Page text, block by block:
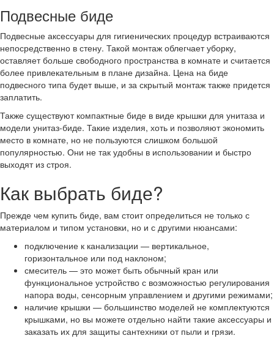
Подвесные биде
Подвесные аксессуары для гигиенических процедур встраиваются
непосредственно в стену. Такой монтаж облегчает уборку,
оставляет больше свободного пространства в комнате и считается
более привлекательным в плане дизайна. Цена на биде
подвесного типа будет выше, и за скрытый монтаж также придется
заплатить.
Также существуют компактные биде в виде крышки для унитаза и
модели унитаз-биде. Такие изделия, хоть и позволяют экономить
место в комнате, но не пользуются слишком большой
популярностью. Они не так удобны в использовании и быстро
выходят из строя.
Как выбрать биде?
Прежде чем купить биде, вам стоит определиться не только с
материалом и типом установки, но и с другими нюансами:
подключение к канализации — вертикальное,
горизонтальное или под наклоном;
смеситель — это может быть обычный кран или
функциональное устройство с возможностью регулирования
напора воды, сенсорным управлением и другими режимами;
наличие крышки — большинство моделей не комплектуются
крышками, но вы можете отдельно найти такие аксессуары и
заказать их для защиты сантехники от пыли и грязи.